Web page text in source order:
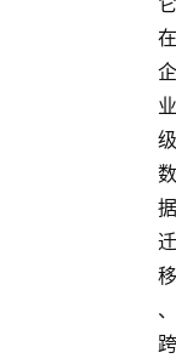
在
企
业
级
数
据
迁
移
、
跨